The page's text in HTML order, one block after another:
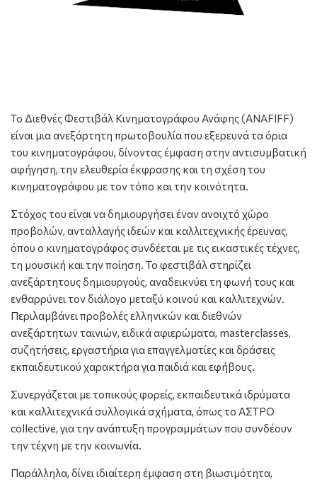
Το Διεθνές Φεστιβάλ Κινηματογράφου Ανάφης (ANAFIFF)
είναι μια ανεξάρτητη πρωτοβουλία που εξερευνά τα όρια
του κινηματογράφου, δίνοντας έμφαση στην αντισυμβατική
αφήγηση, την ελευθερία έκφρασης και τη σχέση του
κινηματογράφου με τον τόπο και την κοινότητα.
Στόχος του είναι να δημιουργήσει έναν ανοιχτό χώρο
προβολών, ανταλλαγής ιδεών και καλλιτεχνικής έρευνας,
όπου ο κινηματογράφος συνδέεται με τις εικαστικές τέχνες,
τη μουσική και την ποίηση. Το φεστιβάλ στηρίζει
ανεξάρτητους δημιουργούς, αναδεικνύει τη φωνή τους και
ενθαρρύνει τον διάλογο μεταξύ κοινού και καλλιτεχνών.
Περιλαμβάνει προβολές ελληνικών και διεθνών
ανεξάρτητων ταινιών, ειδικά αφιερώματα, masterclasses,
συζητήσεις, εργαστήρια για επαγγελματίες και δράσεις
εκπαιδευτικού χαρακτήρα για παιδιά και εφήβους.
Συνεργάζεται με τοπικούς φορείς, εκπαιδευτικά ιδρύματα
και καλλιτεχνικά συλλογικά σχήματα, όπως το ΑΣΤΡΟ
collective, για την ανάπτυξη προγραμμάτων που συνδέουν
την τέχνη με την κοινωνία.
Παράλληλα, δίνει ιδιαίτερη έμφαση στη βιωσιμότητα,